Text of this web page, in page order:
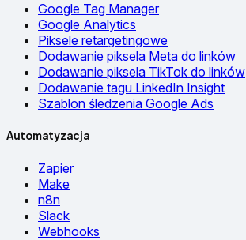
Google Tag Manager
Google Analytics
Piksele retargetingowe
Dodawanie piksela Meta do linków
Dodawanie piksela TikTok do linków
Dodawanie tagu LinkedIn Insight
Szablon śledzenia Google Ads
Automatyzacja
Zapier
Make
n8n
Slack
Webhooks